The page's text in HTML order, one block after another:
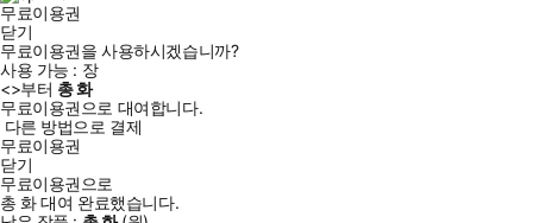
무료이용권
닫기
무료이용권을 사용하시겠습니까?
사용 가능 : 장
<>부터 총화
무료이용권으로 대여합니다.
다른 방법으로 결제
무료이용권
닫기
무료이용권으로
총 화대여 완료했습니다.